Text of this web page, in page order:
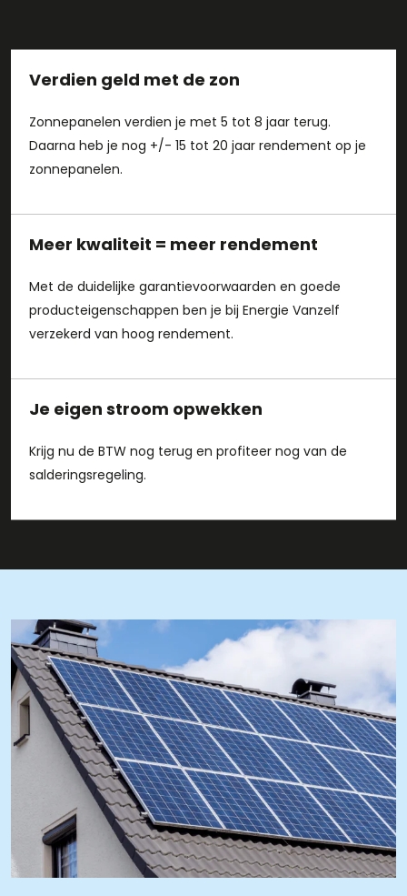
Verdien geld met de zon
Zonnepanelen verdien je met 5 tot 8 jaar terug.
Daarna heb je nog +/- 15 tot 20 jaar rendement op je
zonnepanelen.
Meer kwaliteit = meer rendement
Met de duidelijke garantievoorwaarden en goede
producteigenschappen ben je bij Energie Vanzelf
verzekerd van hoog rendement.
Je eigen stroom opwekken
Krijg nu de BTW nog terug en profiteer nog van de
salderingsregeling.